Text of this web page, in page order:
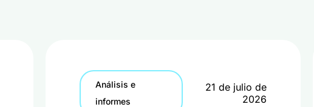
Análisis e
informes
21 de julio de
2026